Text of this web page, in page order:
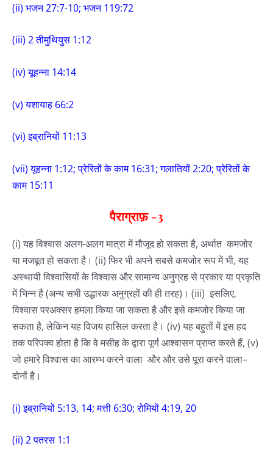
(ii) भजन 27:7-10; भजन 119:72
(iii) 2 तीमुथियुस 1:12
(iv) यूहन्ना 14:14
(v) यशायाह 66:2
(vi) इब्रानियों 11:13
(vii) यूहन्ना 1:12; प्रेरितों के काम 16:31; गलातियों 2:20; प्रेरितों के
काम 15:11
पैराग्राफ़-3
(i) यह विश्वास अलग-अलग मात्रा में मौजूद हो सकता है, अर्थात कमजोर
या मजबूत हो सकता है। (ii) फिर भी अपने सबसे कमजोर रूप में भी, यह
अस्थायी विश्वासियों के विश्वास और सामान्य अनुग्रह से प्रकार या प्रकृति
में भिन्न है (अन्य सभी उद्धारक अनुग्रहों की ही तरह)। (iii) इसलिए,
विश्वास परअक्सर हमला किया जा सकता है और इसे कमजोर किया जा
सकता है, लेकिन यह विजय हासिल करता है। (iv) यह बहुतों में इस हद
तक परिपक्व होता है कि वे मसीह के द्वारा पूर्ण आश्वासन प्राप्त करते हैं, (v)
जो हमारे विश्वास का आरम्भ करने वाला और और उसे पूरा करने वाला–
दोनों है।
(i) इब्रानियों 5:13, 14; मत्ती 6:30; रोमियों 4:19, 20
(ii) 2 पतरस 1:1